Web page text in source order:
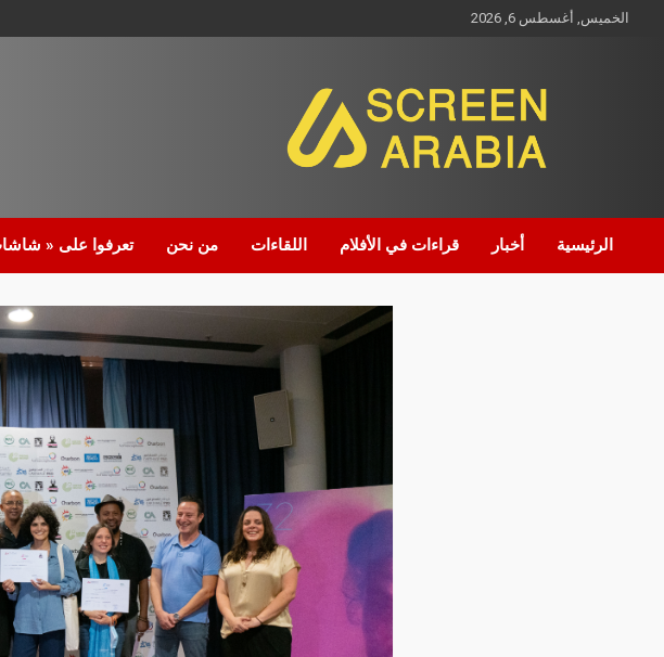
الخميس, أغسطس 6, 2026
Screen Arabia
الرئيسية أخبار قراءات في الأفلام اللقاءات من نحن تعرفوا على «